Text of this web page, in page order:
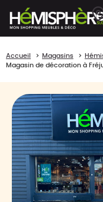
Accueil Magasins
Magasin de décoration à